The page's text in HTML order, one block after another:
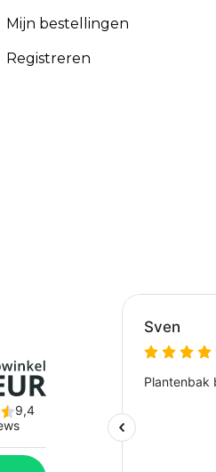
Mijn bestellingen
Registreren